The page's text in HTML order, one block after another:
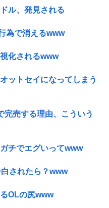
ル、発見される
為で消えるwww
化されるwww
ットセイになってしまう
完売する理由、こういう
チでエグいってwww
白されたら？www
OLの尻www